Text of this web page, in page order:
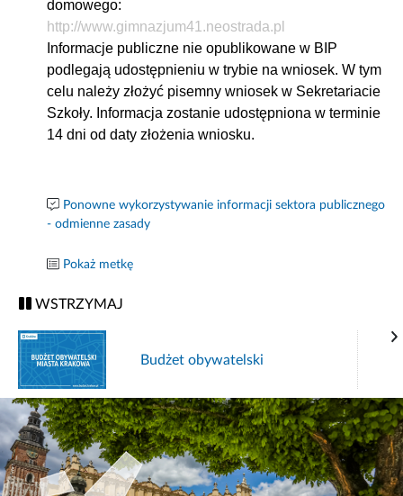
domowego:
http://www.gimnazjum41.neostrada.pl
Informacje publiczne nie opublikowane w BIP
podlegają udostępnieniu w trybie na wniosek. W tym
celu należy złożyć pisemny wniosek w Sekretariacie
Szkoły. Informacja zostanie udostępniona w terminie
14 dni od daty złożenia wniosku.
Ponowne wykorzystywanie informacji sektora publicznego
- odmienne zasady
Pokaż metkę
WSTRZYMAJ
Budżet obywatelski